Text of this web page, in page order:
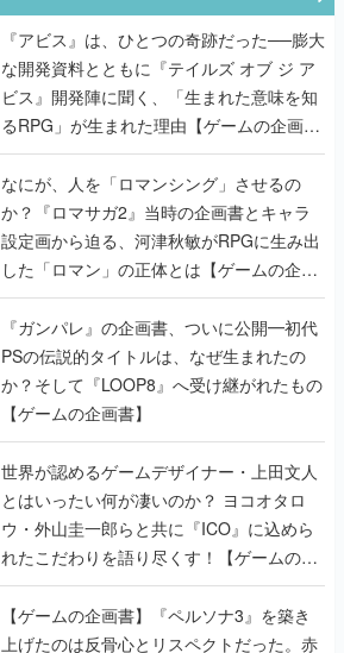
『アビス』は、ひとつの奇跡だった──膨大
な開発資料とともに『テイルズ オブ ジ ア
ビス』開発陣に聞く、「生まれた意味を知
るRPG」が生まれた理由【ゲームの企画
書】
なにが、人を「ロマンシング」させるの
か？『ロマサガ2』当時の企画書とキャラ
設定画から迫る、河津秋敏がRPGに生み出
した「ロマン」の正体とは【ゲームの企画
書】
『ガンパレ』の企画書、ついに公開━初代
PSの伝説的タイトルは、なぜ生まれたの
か？そして『LOOP8』へ受け継がれたもの
【ゲームの企画書】
世界が認めるゲームデザイナー・上田文人
とはいったい何が凄いのか？ ヨコオタロ
ウ・外山圭一郎らと共に『ICO』に込めら
れたこだわりを語り尽くす！【ゲームの企
画書】
【ゲームの企画書】『ペルソナ3』を築き
上げたのは反骨心とリスペクトだった。赤